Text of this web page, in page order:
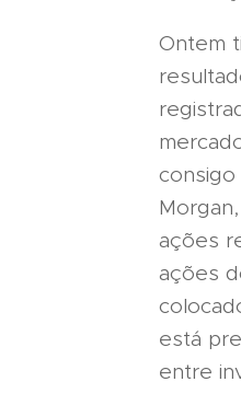
Ontem
ações
ações
está
entre